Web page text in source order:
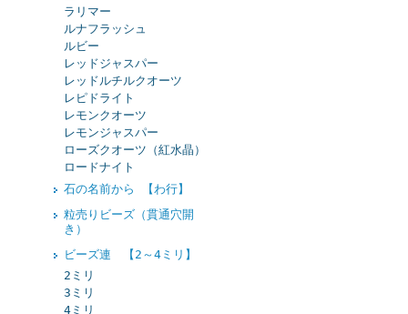
ラリマー
ルナフラッシュ
ルビー
レッドジャスパー
レッドルチルクオーツ
レピドライト
レモンクオーツ
レモンジャスパー
ローズクオーツ（紅水晶）
ロードナイト
石の名前から 【わ行】
粒売りビーズ（貫通穴開
き）
ビーズ連 【2～4ミリ】
2ミリ
3ミリ
4ミリ